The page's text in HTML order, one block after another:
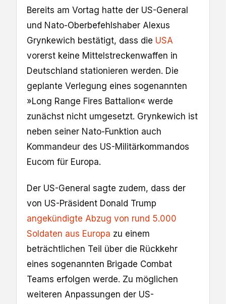
Bereits am Vortag hatte der US-General
und Nato-Oberbefehlshaber Alexus
Grynkewich bestätigt, dass die USA
vorerst keine Mittelstreckenwaffen in
Deutschland stationieren werden. Die
geplante Verlegung eines sogenannten
»Long Range Fires Battalion« werde
zunächst nicht umgesetzt. Grynkewich ist
neben seiner Nato-Funktion auch
Kommandeur des US-Militärkommandos
Eucom für Europa.
Der US-General sagte zudem, dass der
von US-Präsident Donald Trump
angekündigte Abzug von rund 5.000
Soldaten aus Europa zu einem
beträchtlichen Teil über die Rückkehr
eines sogenannten Brigade Combat
Teams erfolgen werde. Zu möglichen
weiteren Anpassungen der US-